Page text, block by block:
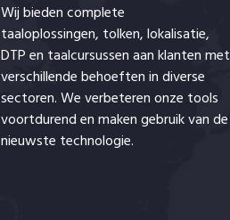
Wij bieden complete
taaloplossingen, tolken,lokalisatie,
DTP en taalcursussen aan klanten met
verschillende behoeften in diverse
sectoren. We verbeteren onze tools
voortdurend en maken gebruik van de
nieuwste technologie.